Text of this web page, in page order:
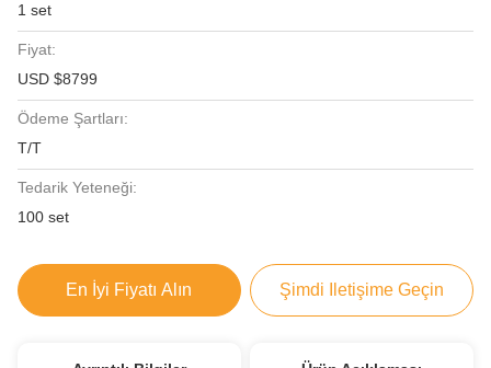
1 set
Fiyat:
USD $8799
Ödeme Şartları:
T/T
Tedarik Yeteneği:
100 set
En İyi Fiyatı Alın Şimdi Iletişime Geçin